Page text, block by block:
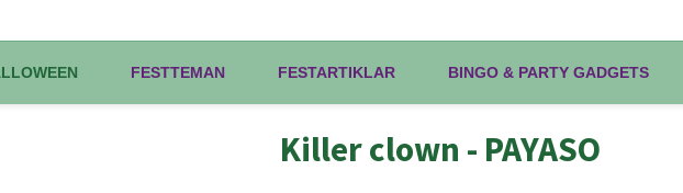
FESTTEMAN FESTARTIKLAR BINGO & PARTY GADGETS
Killer clown - PAYASO